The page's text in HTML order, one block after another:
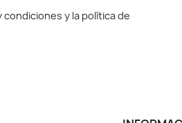
y la política de